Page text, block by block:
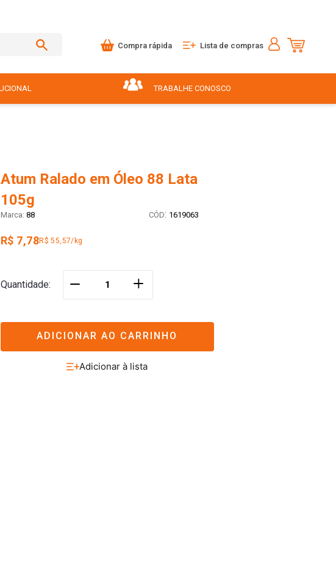
Compra rápida Lista de compras
TRABALHE CONOSCO
Atum Ralado em Óleo 88 Lata
105g
88 : 1619063
R$ 7,78R$ 55,57/kg
Quantidade ＋
ADICIONAR AO CARRINHO